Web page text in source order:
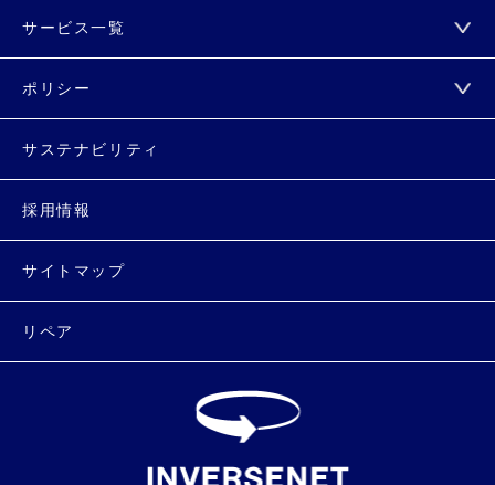
サービス一覧
ポリシー
サステナビリティ
採用情報
サイトマップ
リペア